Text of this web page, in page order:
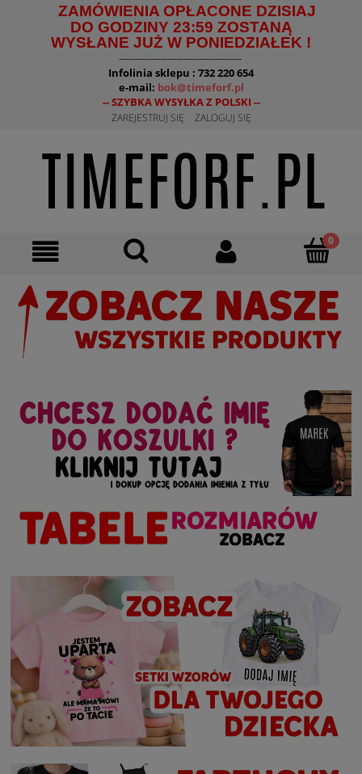
ZAMÓWIENIA OPŁACONE DZISIAJ
DO GODZINY 23:59 ZOSTANĄ
WYSŁANE JUŻ W PONIEDZIAŁEK !
--------------------------------------
Infolinia sklepu : 732 220 654
e-mail: bok@timeforf.pl
-- SZYBKA WYSYŁKA Z POLSKI --
ZAREJESTRUJ SIĘ ZALOGUJ SIĘ